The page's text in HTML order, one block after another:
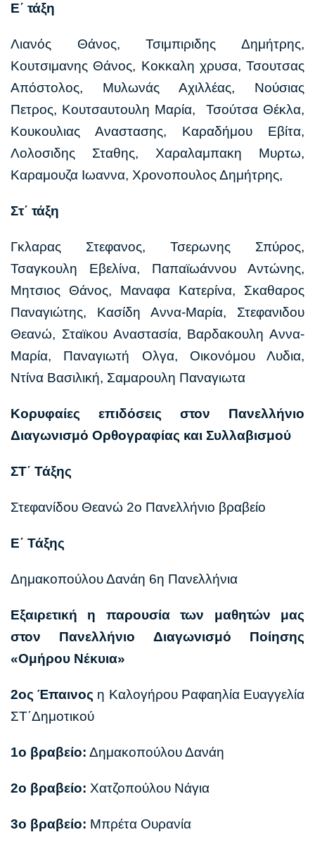
Ε΄ τάξη
Λιανός Θάνος, Τσιμπιριδης Δημήτρης,
Κουτσιμανης Θάνος, Κοκκαλη χρυσα, Τσουτσας
Απόστολος, Μυλωνάς Αχιλλέας, Νούσιας
Πετρος, Κουτσαυτουλη Μαρία, Τσούτσα Θέκλα,
Κουκουλιας Αναστασης, Καραδήμου Εβίτα,
Λολοσιδης Σταθης, Χαραλαμπακη Μυρτω,
Καραμουζα Ιωαννα, Χρονοπουλος Δημήτρης,
Στ΄ τάξη
Γκλαρας Στεφανος, Τσερωνης Σπύρος,
Τσαγκουλη Εβελίνα, Παπαϊωάννου Αντώνης,
Μητσιος Θάνος, Μαναφα Κατερίνα, Σκαθαρος
Παναγιώτης, Κασίδη Αννα-Μαρία, Στεφανιδου
Θεανώ, Σταϊκου Αναστασία, Βαρδακουλη Αννα-
Μαρία, Παναγιωτή Ολγα, Οικονόμου Λυδια,
Ντίνα Βασιλική, Σαμαρουλη Παναγιωτα
Κορυφαίες επιδόσεις στον Πανελλήνιο
Διαγωνισμό Ορθογραφίας και Συλλαβισμού
ΣΤ΄ Τάξης
Στεφανίδου Θεανώ 2ο Πανελλήνιο βραβείο
Ε΄ Τάξης
Δημακοπούλου Δανάη 6η Πανελλήνια
Εξαιρετική η παρουσία των μαθητών μας
στον Πανελλήνιο Διαγωνισμό Ποίησης
«Ομήρου Νέκυια»
2ος Έπαινος η Καλογήρου Ραφαηλία Ευαγγελία
ΣΤ΄Δημοτικού
1ο βραβείο: Δημακοπούλου Δανάη
2ο βραβείο: Χατζοπούλου Νάγια
3ο βραβείο: Μπρέτα Ουρανία